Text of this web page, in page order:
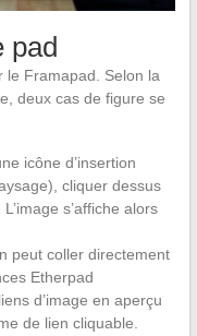
pad
le Framapad. Selon la
deux cas de figure se
icône d’insertion
cliquer dessus
s’affiche alors
peut coller directement
Etherpad
d’image en aperçu
de lien cliquable.